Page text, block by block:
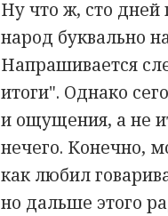
Ну что ж, сто дней
народ буквально
Напрашивается
итоги". Однако
и ощущения, а не
нечего. Конечно,
как любил
но дальше этого